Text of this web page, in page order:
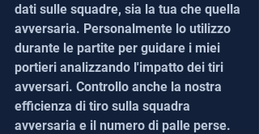
dati sulle squadre, sia la tua che quella
avversaria. Personalmente lo utilizzo
durante le partite per guidare i miei
portieri analizzando l'impatto dei tiri
avversari. Controllo anche la nostra
efficienza di tiro sulla squadra
avversaria e il numero di palle perse.